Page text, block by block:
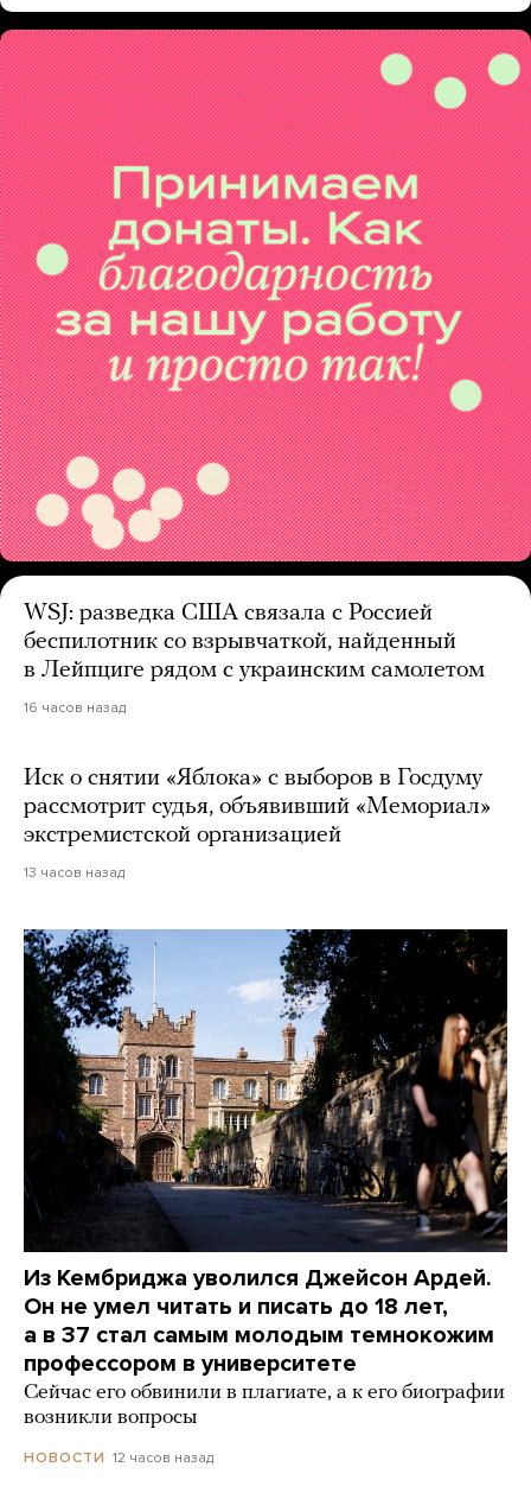
WSJ: разведка США связала с Россией
беспилотник со взрывчаткой, найденный
в Лейпциге рядом с украинским самолетом
16 часов назад
Иск о снятии «Яблока» с выборов в Госдуму
рассмотрит судья, объявивший «Мемориал»
экстремистской организацией
13 часов назад
Из Кембриджа уволился Джейсон Ардей.
Он не умел читать и писать до 18 лет,
а в 37 стал самым молодым темнокожим
профессором в университете
Сейчас его обвинили в плагиате, а к его биографии
возникли вопросы
НОВОСТИ 12 часов назад